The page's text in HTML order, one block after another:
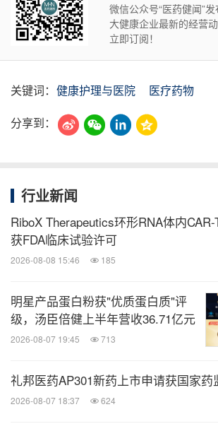
微信公众号“医药健闻”发
大健康企业最新的经营
立即订阅！
关键词： 健康护理与医院
医疗药物
分享到：
行业新闻
RiboX Therapeutics环形RNA体内
获FDA临床试验许可
2026-08-08 15:46 185
明星产品蛋白粉获"优质蛋白质"评
级，汤臣倍健上半年营收36.71亿元
2026-08-07 19:45 713
礼邦医药AP301新药上市申请获国家药
2026-08-07 18:37 624